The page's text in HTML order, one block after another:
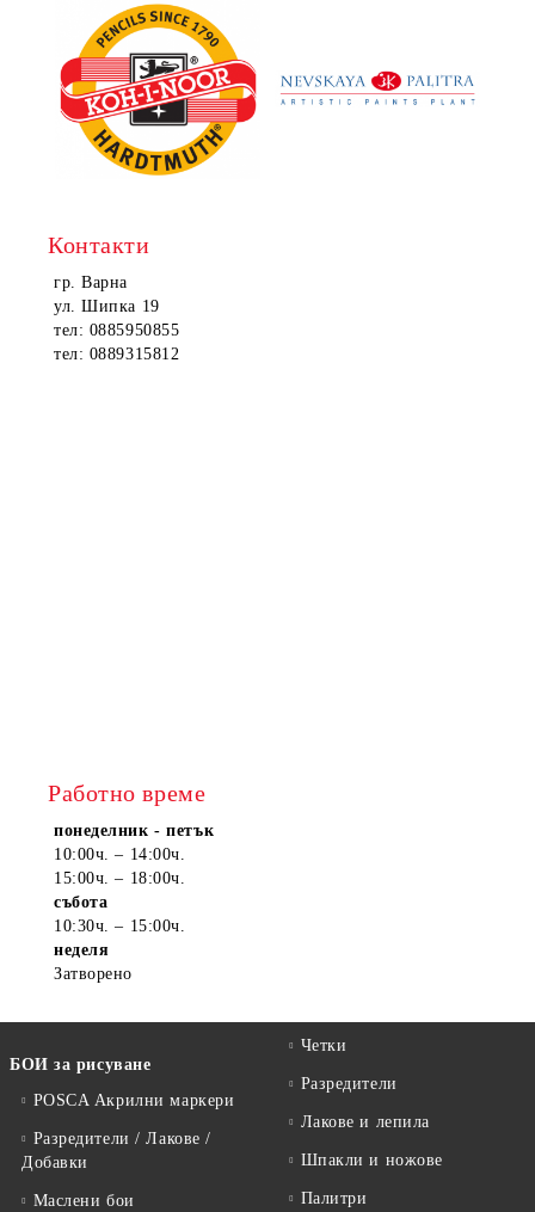
Контакти
гр. Варна
ул. Шипка 19
тел: 0885950855
тел: 0889315812
Работно време
понеделник - петък
10:00ч. – 14:00ч.
15:00ч. – 18:00ч.
събота
10:30ч. – 15:00ч.
неделя
Затворено
БОИ за рисуване
POSCA Акрилни маркери
Разредители / Лакове /
Добавки
Маслени бои
Четки
Разредители
Лакове и лепила
Шпакли и ножове
Палитри